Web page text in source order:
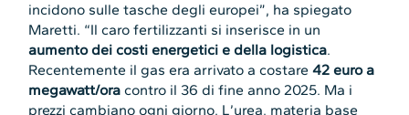
incidono sulle tasche degli europei”, ha spiegato
Maretti. “Il caro fertilizzanti si inserisce in un
aumento dei costi energetici e della logistica.
Recentemente il gas era arrivato a costare42 euro a
megawatt/ora contro il 36 di fine anno 2025. Ma i
prezzi cambiano ogni giorno. L’urea, materia base